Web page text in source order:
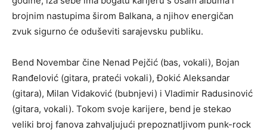
brojnim nastupima širom Balkana, a njihov energičan
zvuk sigurno će oduševiti sarajevsku publiku.
Bend Novembar čine Nenad Pejčić (bas, vokali), Bojan
Ranđelović (gitara, prateći vokali), Đokić Aleksandar
(gitara), Milan Vidaković (bubnjevi) i Vladimir Radusinović
(gitara, vokali). Tokom svoje karijere, bend je stekao
veliki broj fanova zahvaljujući prepoznatljivom punk-rock